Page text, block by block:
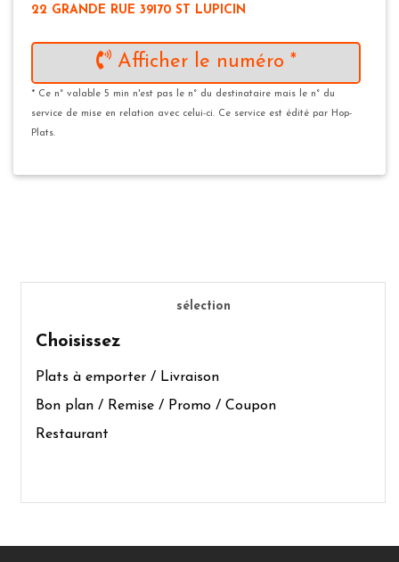
22 GRANDE RUE 39170 ST LUPICIN
Afficher le numéro *
* Ce n° valable 5 min n'est pas le n° du destinataire mais le n° du
service de mise en relation avec celui-ci. Ce service est édité par Hop-
Plats.
sélection
Choisissez
Plats à emporter / Livraison
Bon plan / Remise / Promo / Coupon
Restaurant